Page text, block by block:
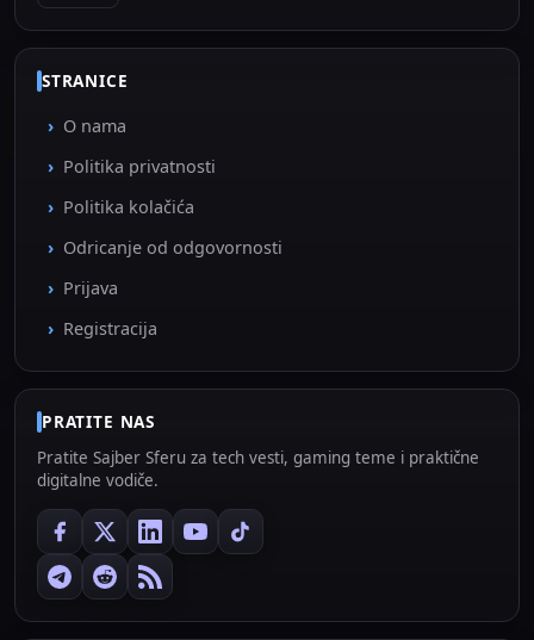
STRANICE
O nama
Politika privatnosti
Politika kolačića
Odricanje od odgovornosti
Prijava
Registracija
PRATITE NAS
Pratite Sajber Sferu za tech vesti, gaming teme i praktične
digitalne vodiče.